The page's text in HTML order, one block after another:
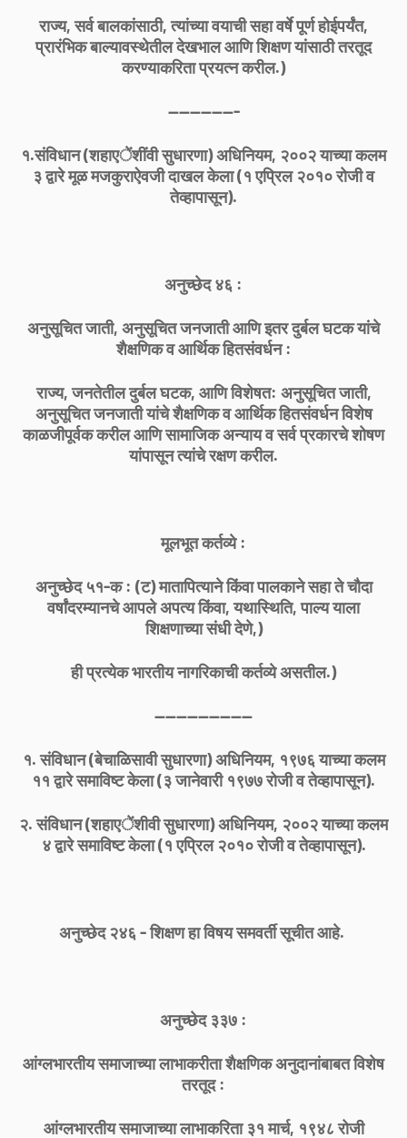
राज्य, सर्व बालकांसाठी, त्यांच्या वयाची सहा वर्षे पूर्ण होईपर्यंत,
प्रारंभिक बाल्यावस्थेतील देखभाल आणि शिक्षण यांसाठी तरतूद
करण्याकरिता प्रयत्न करील.)
-------------
१.संविधान (शहाएेंशींवी सुधारणा) अधिनियम, २००२ याच्या कलम
३ द्वारे मूळ मजकुराऐवजी दाखल केला (१ एप्रिल २०१० रोजी व
तेव्हापासून).
अनुच्छेद ४६ :
अनुसूचित जाती, अनुसूचित जनजाती आणि इतर दुर्बल घटक यांचे
शैक्षणिक व आर्थिक हितसंवर्धन :
राज्य, जनतेतील दुर्बल घटक, आणि विशेषत: अनुसूचित जाती,
अनुसूचित जनजाती यांचे शैक्षणिक व आर्थिक हितसंवर्धन विशेष
काळजीपूर्वक करील आणि सामाजिक अन्याय व सर्व प्रकारचे शोषण
यांपासून त्यांचे रक्षण करील.
मूलभूत कर्तव्ये :
अनुच्छेद ५१-क : (ट) मातापित्याने किंवा पालकाने सहा ते चौदा
वर्षांदरम्यानचे आपले अपत्य किंवा, यथास्थिति, पाल्य याला
शिक्षणाच्या संधी देणे,)
ही प्रत्येक भारतीय नागरिकाची कर्तव्ये असतील.)
------------------
१. संविधान (बेचाळिसावी सुधारणा) अधिनियम, १९७६ याच्या कलम
११ द्वारे समाविष्ट केला (३ जानेवारी १९७७ रोजी व तेव्हापासून).
२. संविधान (शहाएेंशीवी सुधारणा) अधिनियम, २००२ याच्या कलम
४ द्वारे समाविष्ट केला (१ एप्रिल २०१० रोजी व तेव्हापासून).
अनुच्छेद २४६ - शिक्षण हा विषय समवर्ती सूचीत आहे.
अनुच्छेद ३३७ :
आंग्लभारतीय समाजाच्या लाभाकरीता शैक्षणिक अनुदानांबाबत विशेष
तरतूद :
आंग्लभारतीय समाजाच्या लाभाकरिता ३१ मार्च, १९४८ रोजी